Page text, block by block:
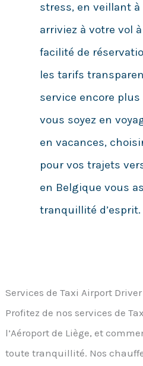
stress, en veillant à
arriviez à votre vol
facilité de
les tarifs
service encore
vous soyez en
en vacances,
pour vos trajets
en Belgique vous
tranquillité d’esprit.
Services de Taxi Airport
Profitez de nos services de
l’Aéroport de Liège, et
toute tranquillité. Nos